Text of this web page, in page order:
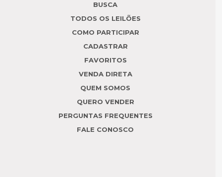
BUSCA
TODOS OS LEILÕES
COMO PARTICIPAR
CADASTRAR
FAVORITOS
VENDA DIRETA
QUEM SOMOS
QUERO VENDER
PERGUNTAS FREQUENTES
FALE CONOSCO